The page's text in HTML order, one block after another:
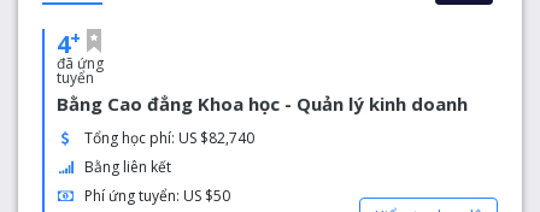
4+
đã ứng
tuyển
Bằng Cao đẳng Khoa học - Quản lý kinh doanh
Tổng học phí: US $82,740
Bằng liên kết
Phí ứng tuyển: US $50